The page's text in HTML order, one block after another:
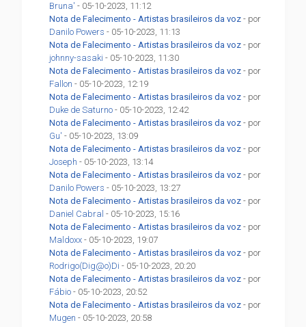
Bruna' - 05-10-2023, 11:12
Nota de Falecimento - Artistas brasileiros da voz - por
Danilo Powers - 05-10-2023, 11:13
Nota de Falecimento - Artistas brasileiros da voz - por
johnny-sasaki - 05-10-2023, 11:30
Nota de Falecimento - Artistas brasileiros da voz - por
Fallon - 05-10-2023, 12:19
Nota de Falecimento - Artistas brasileiros da voz - por
Duke de Saturno - 05-10-2023, 12:42
Nota de Falecimento - Artistas brasileiros da voz - por
Gu' - 05-10-2023, 13:09
Nota de Falecimento - Artistas brasileiros da voz - por
Joseph - 05-10-2023, 13:14
Nota de Falecimento - Artistas brasileiros da voz - por
Danilo Powers - 05-10-2023, 13:27
Nota de Falecimento - Artistas brasileiros da voz - por
Daniel Cabral - 05-10-2023, 15:16
Nota de Falecimento - Artistas brasileiros da voz - por
Maldoxx - 05-10-2023, 19:07
Nota de Falecimento - Artistas brasileiros da voz - por
Rodrigo(Dig@o)Di - 05-10-2023, 20:20
Nota de Falecimento - Artistas brasileiros da voz - por
Fábio - 05-10-2023, 20:52
Nota de Falecimento - Artistas brasileiros da voz - por
Mugen - 05-10-2023, 20:58